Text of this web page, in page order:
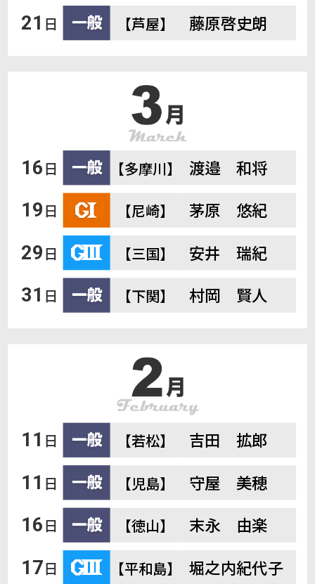
21 日 【芦屋】 藤原啓史朗
16日 【多摩川】 渡邉 和将
19日 【尼崎】 茅原 悠紀
29日 【三国】 安井 瑞紀
31 日 【下関】 村岡 賢人
11 日 【若松】 吉田 拡郎
11 日 【児島】 守屋 美穂
16日 【徳山】 末永 由楽
17日 【平和島】 堀之内紀代子